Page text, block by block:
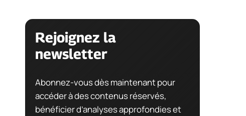
Rejoignez la
newsletter
Abonnez-vous dès maintenant pour
accéder à des contenus réservés,
bénéficier d’analyses approfondies et